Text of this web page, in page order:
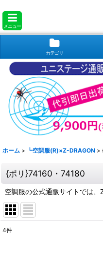
メニュー
カテゴリ
ホーム > ┗空調服(R)×Z-DRAGON >
{ポリ}74160・74180
空調服の公式通販サイトでは、
4件